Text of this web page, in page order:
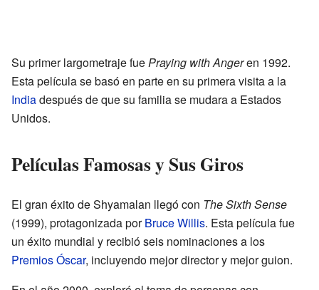
Su primer largometraje fuePraying with Angeren 1992.
Esta película se basó en parte en su primera visita a la
Indiadespués de que su familia se mudara a Estados
Unidos.
Películas Famosas y Sus Giros
El gran éxito de Shyamalan llegó con The Sixth Sense
(1999), protagonizada porBruce Willis. Esta película fue
un éxito mundial y recibió seis nominaciones a los
Premios Óscar, incluyendo mejor director y mejor guion.